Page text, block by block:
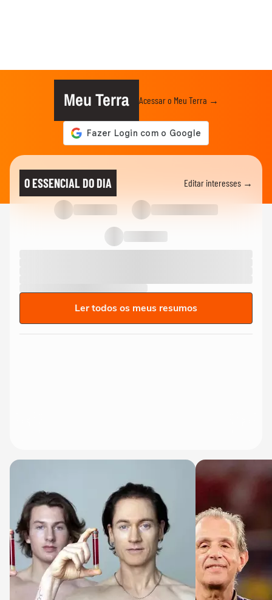
Meu Terra Acessar o Meu Terra →
O ESSENCIAL DO DIA Editar interesses →
Ler todos os meus resumos